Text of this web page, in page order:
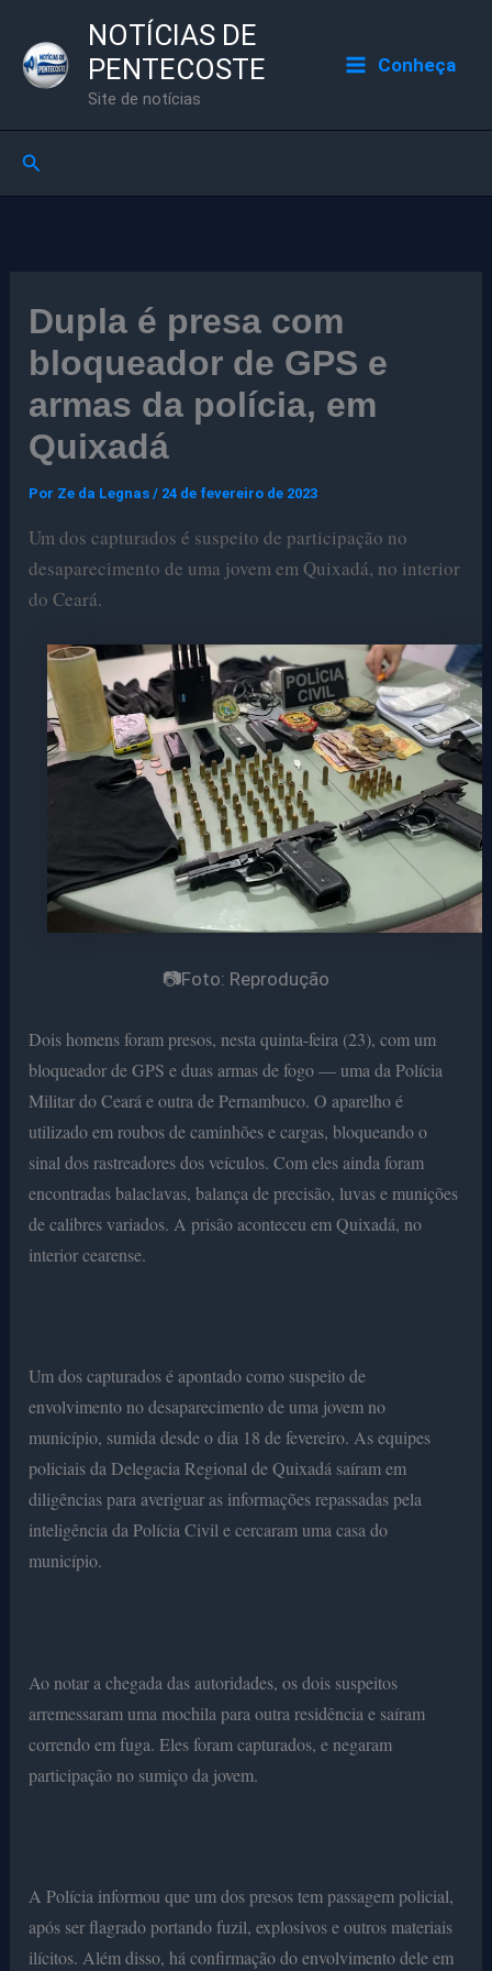
para
NOTÍCIAS DE
PENTECOSTE
Site de notícias
Conheça
Pesquisar
Dupla é presa com
bloqueador de GPS e
armas da polícia, em
Quixadá
Por Ze da Legnas/ 24 de fevereiro de 2023
Um dos capturados é suspeito de participação no
desaparecimento de uma jovem em Quixadá, no interior
do Ceará.
📷Foto: Reprodução
Dois homens foram presos, nesta quinta-feira (23), com um
bloqueador de GPS e duas armas de fogo — uma da Polícia
Militar do Ceará e outra de Pernambuco. O aparelho é
utilizado em roubos de caminhões e cargas, bloqueando o
sinal dos rastreadores dos veículos. Com eles ainda foram
encontradas balaclavas, balança de precisão, luvas e munições
de calibres variados. A prisão aconteceu em Quixadá, no
interior cearense.
Um dos capturados é apontado como suspeito de
envolvimento no desaparecimento de uma jovem no
município, sumida desde o dia 18 de fevereiro. As equipes
policiais da Delegacia Regional de Quixadá saíram em
diligências para averiguar as informações repassadas pela
inteligência da Polícia Civil e cercaram uma casa do
município.
Ao notar a chegada das autoridades, os dois suspeitos
arremessaram uma mochila para outra residência e saíram
correndo em fuga. Eles foram capturados, e negaram
participação no sumiço da jovem.
A Polícia informou que um dos presos tem passagem policial,
após ser flagrado portando fuzil, explosivos e outros materiais
ilícitos. Além disso, há confirmação do envolvimento dele em